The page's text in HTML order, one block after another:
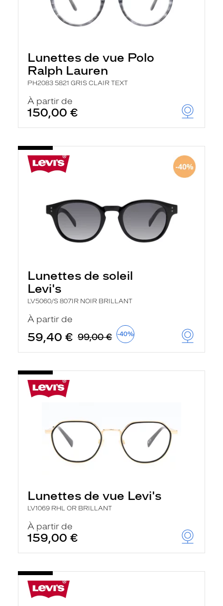
Lunettes de vue Polo
Ralph Lauren
PH2083 5821 GRIS CLAIR TEXT
À partir de
150,00 €
Lunettes de soleil
Levi's
LV5060/S 807IR NOIR BRILLANT
À partir de
59,40 € 99,00 € -40%
Lunettes de vue Levi's
LV1069 RHL OR BRILLANT
À partir de
159,00 €